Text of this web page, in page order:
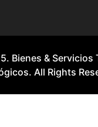
Bienes & Servicios
All Rights